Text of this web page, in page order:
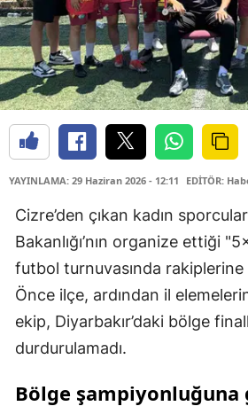
YAYINLAMA: 29 Haziran 2026 - 12:11 EDİTÖR:
Cizre’den çıkan kadın
Bakanlığı’nın organize ettiği
futbol turnuvasında rakiplerine
Önce ilçe, ardından il
ekip, Diyarbakır’daki bölge
durdurulamadı.
Bölge şampiyonluğuna